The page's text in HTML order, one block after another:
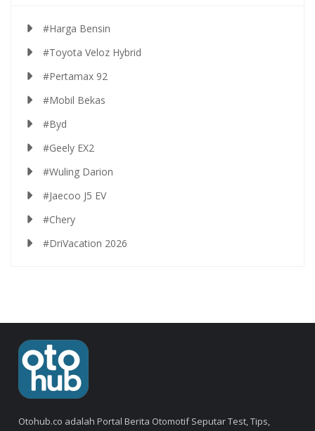
#Harga Bensin
#Toyota Veloz Hybrid
#Pertamax 92
#Mobil Bekas
#Byd
#Geely EX2
#Wuling Darion
#Jaecoo J5 EV
#Chery
#DriVacation 2026
Otohub.co adalah Portal Berita Otomotif Seputar Test, Tips,